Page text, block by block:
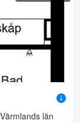
län